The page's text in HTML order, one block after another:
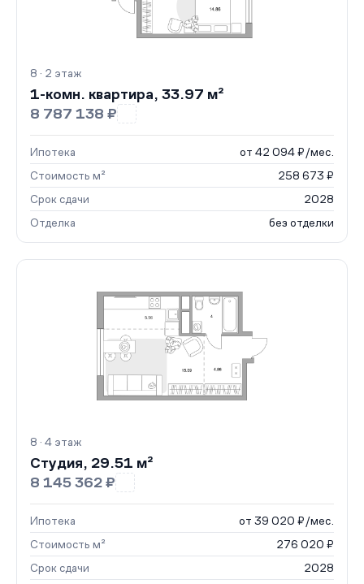
8 · 2 этаж
1-комн. квартира, 33.97 м²
8 787 138 ₽
Ипотека
от 42 094 ₽/мес.
Стоимость м²
258 673 ₽
Срок сдачи
2028
Отделка
без отделки
8 · 4 этаж
Студия, 29.51 м²
8 145 362 ₽
Ипотека
от 39 020 ₽/мес.
Стоимость м²
276 020 ₽
Срок сдачи
2028